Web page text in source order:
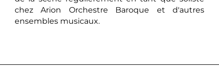
chez Arion Orchestre Baroque et d'autres
ensembles musicaux.